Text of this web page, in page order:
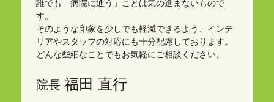
誰でも「病院に通う」ことは気の進まないもので
す。
そのような印象を少しでも軽減できるよう、インテ
リアやスタッフの対応にも十分配慮しております。
どんな些細なことでもお気軽にご相談ください。
院長福田 直行